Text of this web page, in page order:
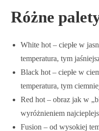
Różne
White hot – ciepłe w
temperatura, tym
Black hot – ciepłe w
temperatura, tym
Red hot – obraz jak w
wyróżnieniem
Fusion – od wysokiej